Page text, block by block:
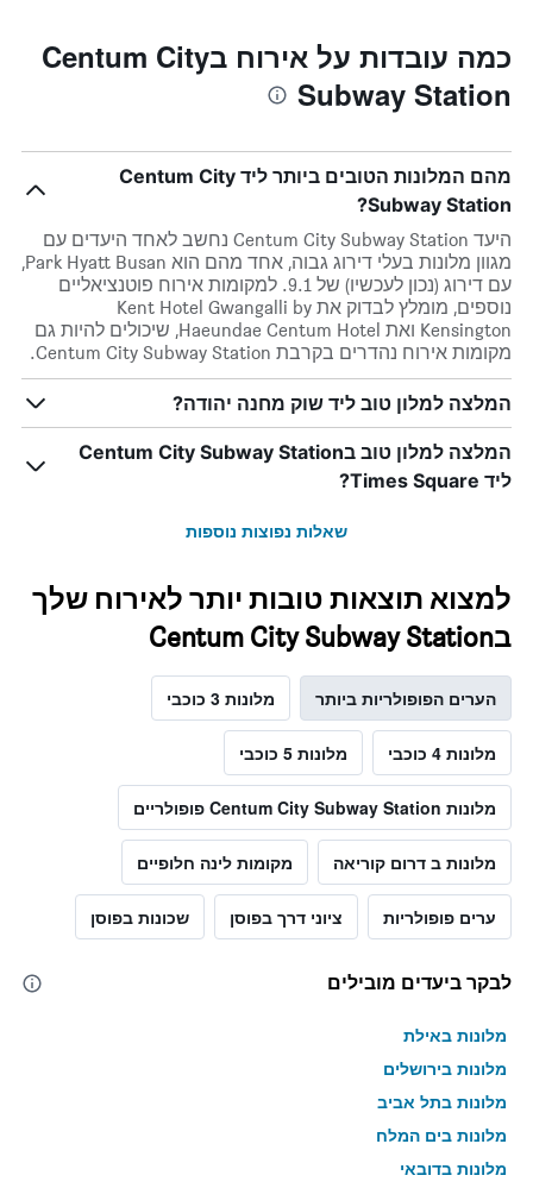
כמה עובדות על אירוח בCentum City
Subway Station
מהם המלונות הטובים ביותר ליד Centum City
Subway Station?
היעד Centum City Subway Station נחשב לאחד היעדים עם
מגוון מלונות בעלי דירוג גבוה, אחד מהם הוא Park Hyatt Busan,
עם דירוג (נכון לעכשיו) של 9.1. למקומות אירוח פוטנציאליים
נוספים, מומלץ לבדוק את Kent Hotel Gwangalli by
Kensington ואת Haeundae Centum Hotel, שיכולים להיות גם
מקומות אירוח נהדרים בקרבת Centum City Subway Station.
המלצה למלון טוב ליד שוק מחנה יהודה?
המלצה למלון טוב בCentum City Subway Station
ליד Times Square?
שאלות נפוצות נוספות
למצוא תוצאות טובות יותר לאירוח שלך
בCentum City Subway Station
הערים הפופולריות ביותר מלונות 3 כוכבי
מלונות 4 כוכבי מלונות 5 כוכבי
מלונות Centum City Subway Station פופולריים
מלונות ב דרום קוריאה מקומות לינה חלופיים
ערים פופולריות ציוני דרך בפוסן שכונות בפוסן
לבקר ביעדים מובילים
מלונות באילת
מלונות בירושלים
מלונות בתל אביב
מלונות בים המלח
מלונות בדובאי